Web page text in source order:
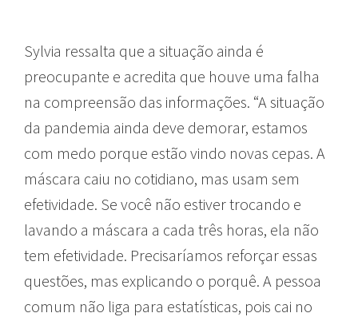
Sylvia ressalta que a situação ainda é
preocupante e acredita que houve uma falha
na compreensão das informações. “A situação
da pandemia ainda deve demorar, estamos
com medo porque estão vindo novas cepas. A
máscara caiu no cotidiano, mas usam sem
efetividade. Se você não estiver trocando e
lavando a máscara a cada três horas, ela não
tem efetividade. Precisaríamos reforçar essas
questões, mas explicando o porquê. A pessoa
comum não liga para estatísticas, pois cai no